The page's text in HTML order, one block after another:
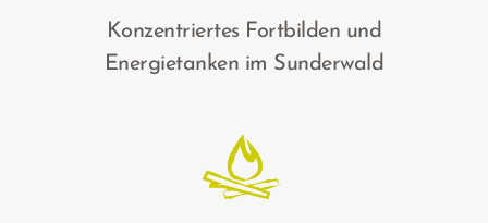
Konzentriertes Fortbilden und
Energietanken im Sunderwald